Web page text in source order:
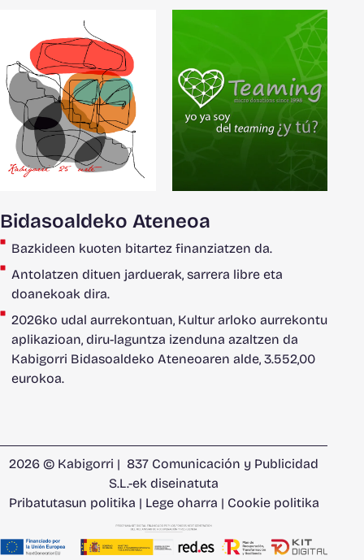
Bidasoaldeko Ateneoa
Bazkideen kuoten bitartez finanziatzen da.
Antolatzen dituen jarduerak, sarrera libre eta
doanekoak dira.
2026ko udal aurrekontuan, Kultur arloko aurrekontu
aplikazioan, diru-laguntza izenduna azaltzen da
Kabigorri Bidasoaldeko Ateneoaren alde, 3.552,00
eurokoa.
2026 © Kabigorri | 837 Comunicación y Publicidad
S.L.-ek diseinatuta
Pribatutasun politika | Lege oharra | Cookie politika